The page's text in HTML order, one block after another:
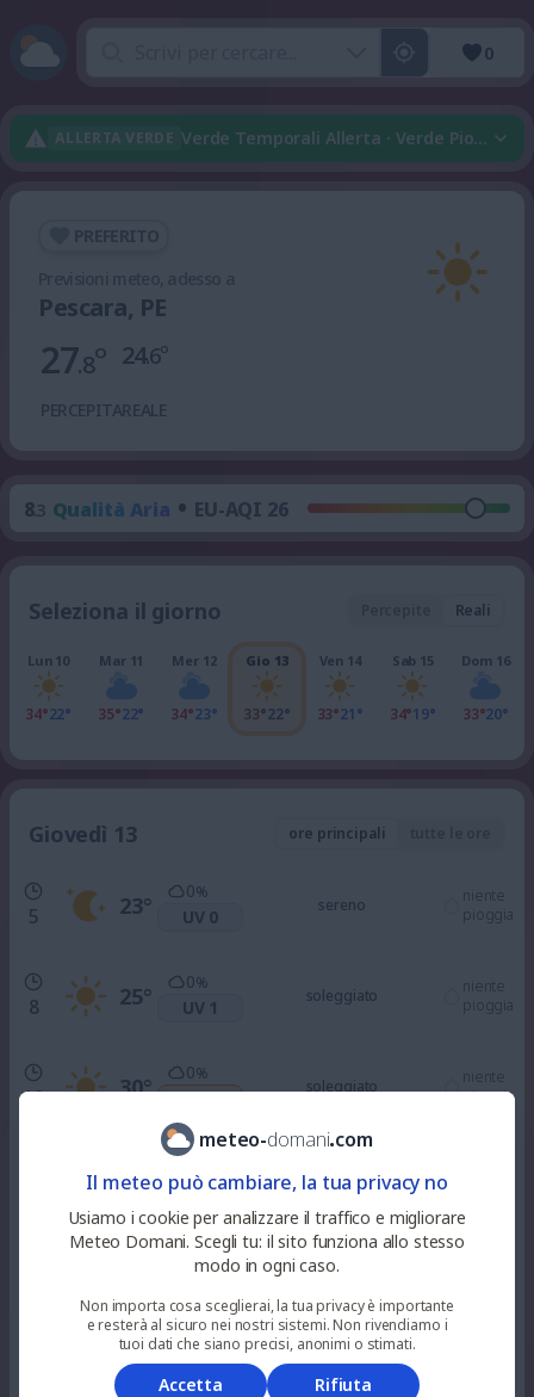
0
ALLERTA VERDE Verde Temporali Allerta · Verde Pioggia
Pescara, PE
27.8°
PERCEPITA
24.6°
REALE
8.3 Qualità Aria • EU-AQI 26
Seleziona il giorno Reali
Lun 10
34°22°
Mar 11
35°22°
Mer 12
34°23°
Gio 13
33°22°
Ven 14
33°21°
Sab 15
34°19°
Dom 16
33°20°
Giovedì 13 ore principali
5 23°
0%
UV 0
sereno
niente
pioggia
8 25°
0%
UV 1
soleggiato
niente
pioggia
10 30°
0%
UV 4
soleggiato
niente
pioggia
33° UV 6
soleggiato
0%
UV 7
soleggiato
31°
0%
UV 3
meteo-domani.com
Il meteo può cambiare, la tua privacy no
Usiamo i cookie per analizzare il traffico e migliorare
Meteo Domani. Scegli tu: il sito funziona allo stesso
modo in ogni caso.
Non importa cosa sceglierai, la tua privacy è importante
e resterà al sicuro nei nostri sistemi. Non rivendiamo i
tuoi dati che siano precisi, anonimi o stimati.
Accetta
Rifiuta